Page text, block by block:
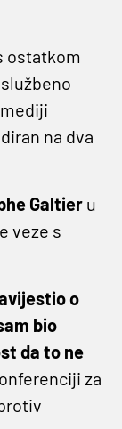
ostatkom
na dva
Galtier u
veze s
o
bio
da to ne
za